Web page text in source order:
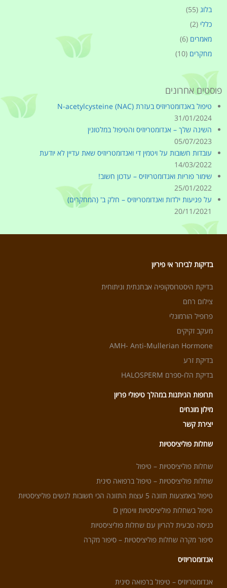
בלוג (55)
כללי (2)
מאמרים (6)
מחקרים (10)
פוסטים אחרונים
טיפול באנדומטריוזיס בעזרת (N-acetylcysteine (NAC
31/01/2024
השינה שלך – אנדומטריוזיס והטיפול במלטונין
05/07/2023
עובדות חשובות על ויטמין די ואנדומטריוזיס שאת עדיין לא יודעת
14/03/2022
שימור פוריות ואנדומטריוזיס – עדכון חשוב!
25/01/2022
על פגיעות ילדות ואנדומטריוזיס – חלק ב' (המחקרים)
20/11/2021
בדיקות לבירור אי פיריון
בדיקת היסטרוסקופיה אבחנתית וניתוחית
צילום רחם
פרופיל הורמונלי
מעקב זקיקים
AMH- Anti-Mullerian Hormone
בדיקת זרע
בדיקת הלו-ספרם HALOSPERM
תרופות הניתנות במהלך טיפולי פריון
מילון מונחים
יצירת קשר
שחלות פוליציסטיות
שחלות פוליציסטיות – טיפול
שחלות פוליציסטיות – טיפול ברפואה סינית
טיפול באמצעות תזונה 5 עצות התזונה הכי חשובות לנשים פוליציסטיות
טיפול בשחלות פוליציסטיות וויטמין D
כניסה טבעית להריון עם שחלות פוליציסטיות
סיפור מקרה שחלות פוליציסטיות – סיפור מקרה
אנדומטריוזיס
אנדומטריוזיס – טיפול ברפואה סינית